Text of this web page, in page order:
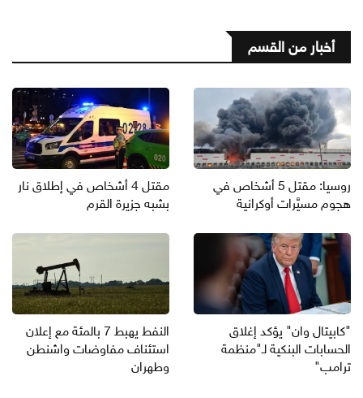
أخبار من القسم
روسيا: مقتل 5 أشخاص في
هجوم مسيَّرات أوكرانية
مقتل 4 أشخاص في إطلاق نار
بشبه جزيرة القرم
"كابيتال وان" يؤكد إغلاق
الحسابات البنكية لـ"منظمة
ترامب"
النفط يهبط 7 بالمئة مع إعلان
استئناف مفاوضات واشنطن
وطهران